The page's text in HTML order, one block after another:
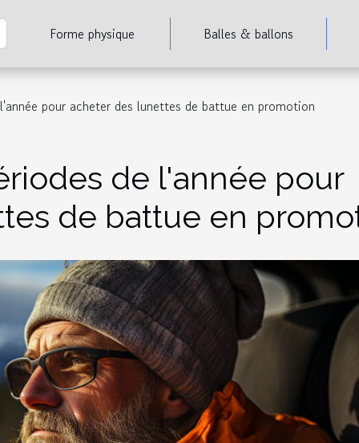
Forme physique Balles & ballons
pour acheter des lunettes de battue en promotion
de l'année pour
de battue en